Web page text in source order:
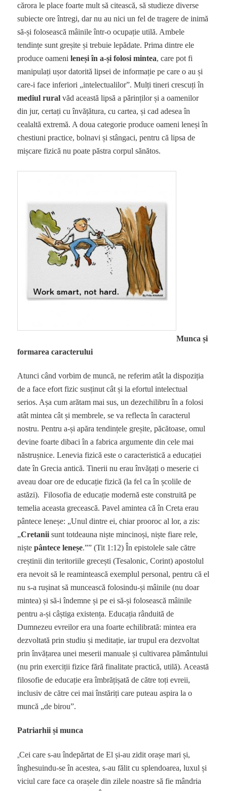
cărora le place foarte mult să citească, să studieze diverse
subiecte ore întregi, dar nu au nici un fel de tragere de inimă
să-și folosească mâinile într-o ocupație utilă. Ambele
tendințe sunt greșite și trebuie lepădate. Prima dintre ele
produce oamenileneși în a-și folosi mintea, care pot fi
manipulați ușor datorită lipsei de informație pe care o au și
care-i face inferiori „intelectualilor”. Mulți tineri crescuți în
mediul rural văd această lipsă a părinților și a oamenilor
din jur, certați cu învățătura, cu cartea, și cad adesea în
cealaltă extremă. A doua categorie produce oameni leneși în
chestiuni practice, bolnavi și stângaci, pentru că lipsa de
mișcare fizică nu poate păstra corpul sănătos.
Munca și
formarea caracterului
Atunci când vorbim de muncă, ne referim atât la dispoziția
de a face efort fizic susținut cât și la efortul intelectual
serios. Așa cum arătam mai sus, un dezechilibru în a folosi
atât mintea cât și membrele, se va reflecta în caracterul
nostru. Pentru a-și apăra tendințele greșite, păcătoase, omul
devine foarte dibaci în a fabrica argumente din cele mai
năstrușnice. Lenevia fizică este o caracteristică a educației
date în Grecia antică. Tinerii nu erau învățați o meserie ci
aveau doar ore de educație fizică (la fel ca în școlile de
astăzi). Filosofia de educație modernă este construită pe
temelia aceasta grecească. Pavel amintea că în Creta erau
pântece leneșe: „Unul dintre ei, chiar prooroc al lor, a zis:
„Cretanii sunt totdeauna niște mincinoși, niște fiare rele,
niștepântece leneșe.”” (Tit 1:12) În epistolele sale către
creștinii din teritoriile grecești (Tesalonic, Corint) apostolul
era nevoit să le reamintească exemplul personal, pentru că el
nu s-a rușinat să muncească folosindu-și mâinile (nu doar
mintea) și să-i îndemne și pe ei să-și folosească mâinile
pentru a-și câștiga existența. Educația rânduită de
Dumnezeu evreilor era una foarte echilibrată: mintea era
dezvoltată prin studiu și meditație, iar trupul era dezvoltat
prin învățarea unei meserii manuale și cultivarea pământului
(nu prin exerciții fizice fără finalitate practică, utilă). Această
filosofie de educație era îmbrățișată de către toți evreii,
inclusiv de către cei mai înstăriți care puteau aspira la o
muncă „de birou”.
Patriarhii și munca
„Cei care s-au îndepărtat de El și-au zidit orașe mari și,
înghesuindu-se în acestea, s-au fălit cu splendoarea, luxul și
viciul care face ca orașele din zilele noastre să fie mândria